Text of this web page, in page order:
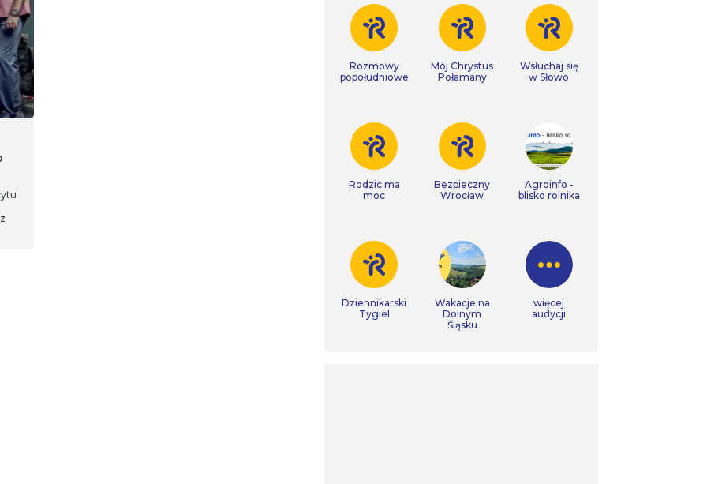
Rozmowy
popołudniowe
Mój Chrystus
Połamany
Wsłuchaj się
w Słowo
Rodzic ma
moc
Bezpieczny
Wrocław
Agroinfo -
blisko rolnika
Dziennikarski
Tygiel
Wakacje na
Dolnym
Śląsku
więcej
audycji